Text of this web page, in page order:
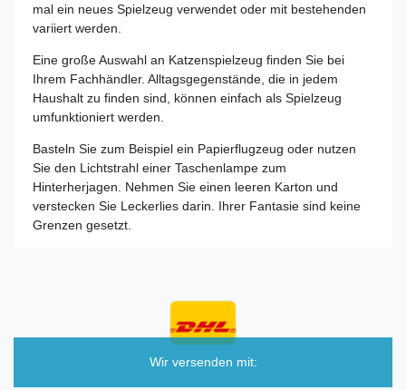
mal ein neues Spielzeug verwendet oder mit bestehenden
variiert werden.
Eine große Auswahl an Katzenspielzeug finden Sie bei
Ihrem Fachhändler. Alltagsgegenstände, die in jedem
Haushalt zu finden sind, können einfach als Spielzeug
umfunktioniert werden.
Basteln Sie zum Beispiel ein Papierflugzeug oder nutzen
Sie den Lichtstrahl einer Taschenlampe zum
Hinterherjagen. Nehmen Sie einen leeren Karton und
verstecken Sie Leckerlies darin. Ihrer Fantasie sind keine
Grenzen gesetzt.
Wir versenden mit: